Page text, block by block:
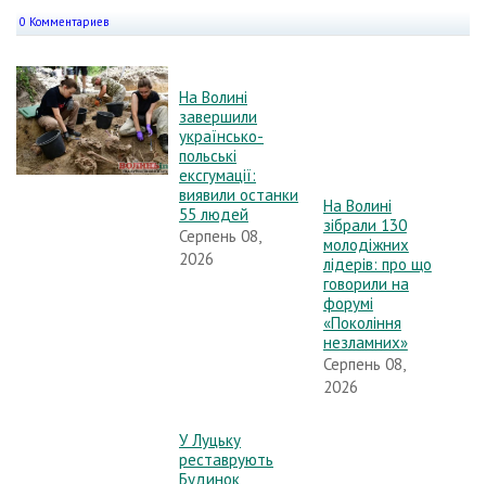
0 Комментариев
На Волині
завершили
українсько-
польські
ексгумації:
виявили останки
55 людей
Серпень 08,
2026
На Волині
зібрали 130
молодіжних
лідерів: про що
говорили на
форумі
«Покоління
незламних»
Серпень 08,
2026
У Луцьку
реставрують
Будинок